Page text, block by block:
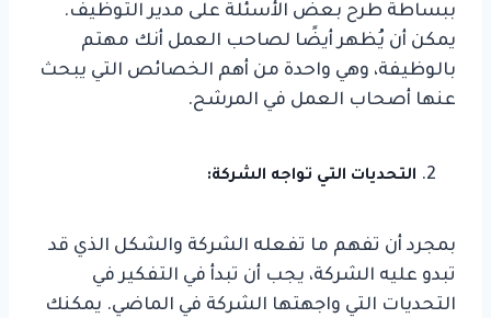
ببساطة طرح بعض الأسئلة على مدير التوظيف.
يمكن أن يُظهر أيضًا لصاحب العمل أنك مهتم
بالوظيفة، وهي واحدة من أهم الخصائص التي يبحث
عنها أصحاب العمل في المرشح.
التحديات التي تواجه الشركة:
بمجرد أن تفهم ما تفعله الشركة والشكل الذي قد
تبدو عليه الشركة، يجب أن تبدأ في التفكير في
التحديات التي واجهتها الشركة في الماضي. يمكنك